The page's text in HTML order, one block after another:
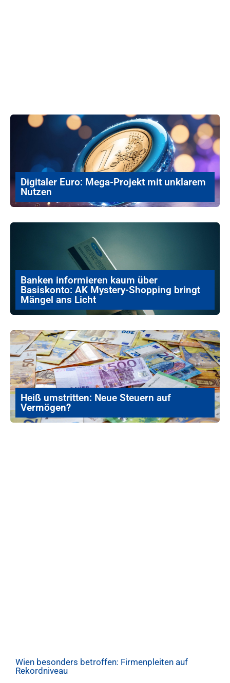
Digitaler Euro: Mega-Projekt mit unklarem
Nutzen
Banken informieren kaum über
Basiskonto: AK Mystery-Shopping bringt
Mängel ans Licht
Heiß umstritten: Neue Steuern auf
Vermögen?
Wien besonders betroffen: Firmenpleiten auf
Rekordniveau